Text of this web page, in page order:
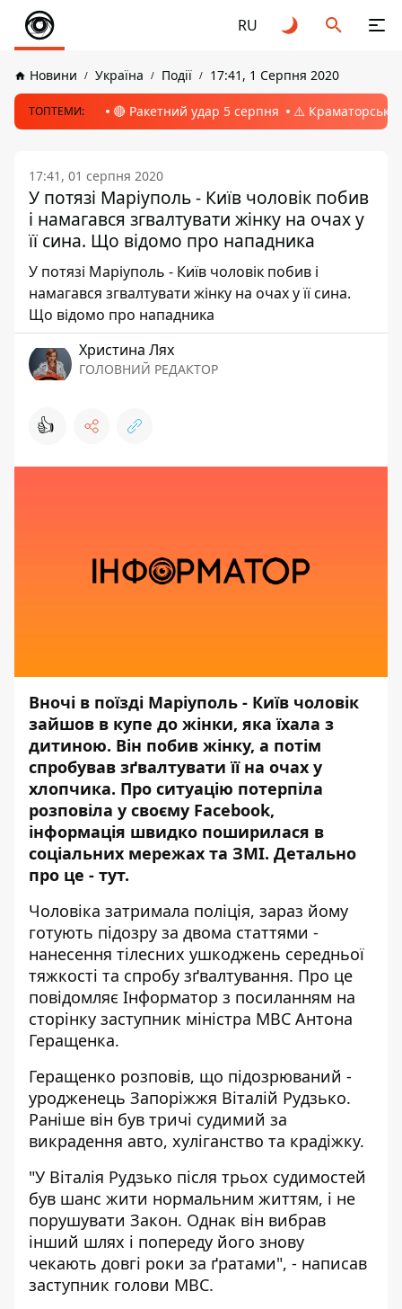
RU
Новини Україна Події 17:41, 1 Серпня 2020
ТОПТЕМИ: 🔴 Ракетний удар 5 серпня ⚠️ Краматорськ,
17:41, 01 серпня 2020
У потязі Маріуполь - Київ чоловік побив
і намагався згвалтувати жінку на очах у
її сина. Що відомо про нападника
У потязі Маріуполь - Київ чоловік побив і
намагався згвалтувати жінку на очах у її сина.
Що відомо про нападника
Христина Лях
ГОЛОВНИЙ РЕДАКТОР
👍
Вночі в поїзді Маріуполь - Київ чоловік
зайшов в купе до жінки, яка їхала з
дитиною. Він побив жінку, а потім
спробував зґвалтувати її на очах у
хлопчика. Про ситуацію потерпіла
розповіла у своєму Facebook,
інформація швидко поширилася в
соціальних мережах та ЗМІ. Детально
про це - тут.
Чоловіка затримала поліція, зараз йому
готують підозру за двома статтями -
нанесення тілесних ушкоджень середньої
тяжкості та спробу зґвалтування. Про це
повідомляє Інформатор з посиланням на
сторінку заступник міністра МВС Антона
Геращенка.
Геращенко розповів, що підозрюваний -
уродженець Запоріжжя Віталій Рудзько.
Раніше він був тричі судимий за
викрадення авто, хуліганство та крадіжку.
"У Віталія Рудзько після трьох судимостей
був шанс жити нормальним життям, і не
порушувати Закон. Однак він вибрав
інший шлях і попереду його знову
чекають довгі роки за ґратами", - написав
заступник голови МВС.